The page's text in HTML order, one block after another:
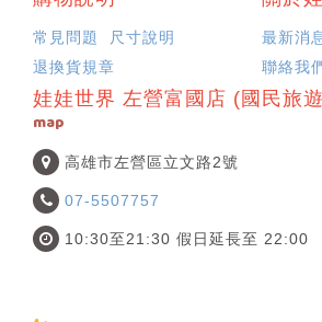
常見問題
尺寸說明
退換貨規章
最新消
聯絡我
娃娃世界 左營富國店 (國民旅
map
高雄市左營區立文路2號
07-5507757
10:30至21:30 假日延長至 22:00